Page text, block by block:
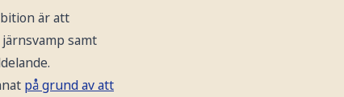
är att
samt
på grund av att